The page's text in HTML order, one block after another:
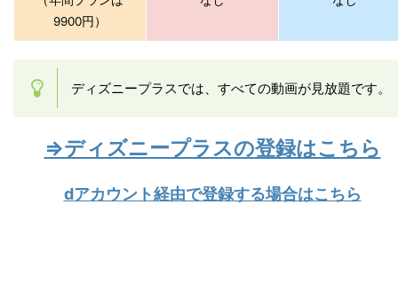
9900円）
ディズニープラスでは、すべての動画が見放題です。
⇒ディズニープラスの登録はこちら
dアカウント経由で登録する場合はこちら